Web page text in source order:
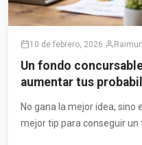
10 de febrero, 2026·
Un fondo
aumentar tus
No gana la mejor idea, sino
mejor tip para conseguir un